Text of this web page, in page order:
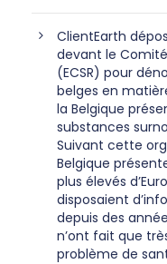
ClientEarth
devant le
(ECSR) pour
belges en
la Belgique
substances
Suivant cette
Belgique
plus élevés
disposaient
depuis des
n’ont fait que
problème de